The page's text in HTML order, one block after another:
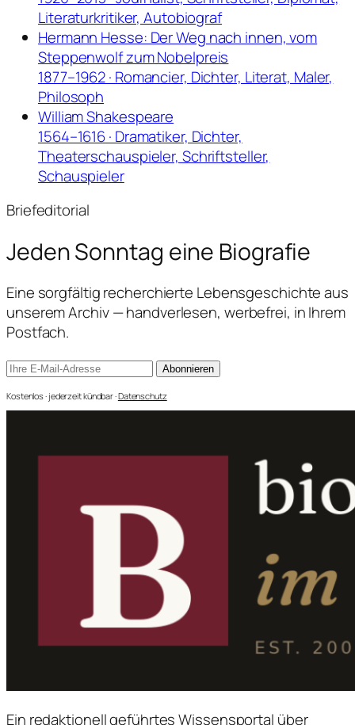
Literaturkritiker, Autobiograf
Hermann Hesse: Der Weg nach innen, vom
Steppenwolf zum Nobelpreis
1877–1962 · Romancier, Dichter, Literat, Maler,
Philosoph
William Shakespeare
1564–1616 · Dramatiker, Dichter,
Theaterschauspieler, Schriftsteller,
Schauspieler
Briefeditorial
Jeden Sonntag eine Biografie
Eine sorgfältig recherchierte Lebensgeschichte aus
unserem Archiv — handverlesen, werbefrei, in Ihrem
Postfach.
Abonnieren
Kostenlos · jederzeit kündbar ·Datenschutz
Ein redaktionell geführtes Wissensportal über